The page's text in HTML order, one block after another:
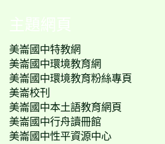
主題網頁
美崙國中特教網
美崙國中環境教育網
美崙國中環境教育粉絲專頁
美崙校刊
美崙國中本土語教育網頁
美崙國中行舟讀冊館
美崙國中性平資源中心